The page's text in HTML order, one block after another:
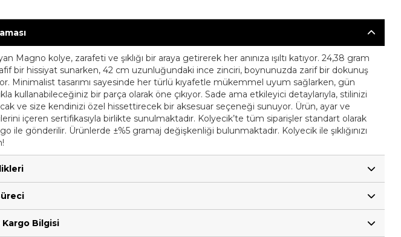
Magno kolye, zarafeti ve şıklığı bir araya getirerek her anınıza ışıltı katıyor. 24,38 gram
bir hissiyat sunarken, 42 cm uzunluğundaki ince zinciri, boynunuzda zarif bir dokunuş
Minimalist tasarımı sayesinde her türlü kıyafetle mükemmel uyum sağlarken, gün
kullanabileceğiniz bir parça olarak öne çıkıyor. Sade ama etkileyici detaylarıyla, stilinizi
ve size kendinizi özel hissettirecek bir aksesuar seçeneği sunuyor. Ürün, ayar ve
içeren sertifikasıyla birlikte sunulmaktadır. Kolyecik’te tüm siparişler standart olarak
ile gönderilir. Ürünlerde ±%5 gramaj değişkenliği bulunmaktadır. Kolyecik ile şıklığınızı
Bilgisi